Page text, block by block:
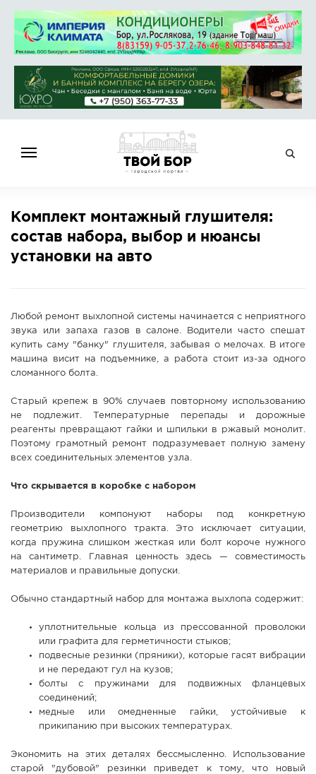
НОВОСТИ
СПРАВОЧНИК
СПРАВКА
КАМЕРЫ
КОНКУРСЫ
СТАТЬИ
ПРЕДЛОЖИТЬ НОВОСТЬ
Комплект монтажный глушителя:
состав набора, выбор и нюансы
установки на авто
Любой ремонт выхлопной системы начинается с неприятного
звука или запаха газов в салоне. Водители часто спешат
купить саму "банку" глушителя, забывая о мелочах. В итоге
машина висит на подъемнике, а работа стоит из-за одного
сломанного болта.
Старый крепеж в 90% случаев повторному использованию
не подлежит. Температурные перепады и дорожные
реагенты превращают гайки и шпильки в ржавый монолит.
Поэтому грамотный ремонт подразумевает полную замену
всех соединительных элементов узла.
Что скрывается в коробке с набором
Производители компонуют наборы под конкретную
геометрию выхлопного тракта. Это исключает ситуации,
когда пружина слишком жесткая или болт короче нужного
на сантиметр. Главная ценность здесь — совместимость
материалов и правильные допуски.
Обычно стандартный набор для монтажа выхлопа содержит:
уплотнительные кольца из прессованной проволоки
или графита для герметичности стыков;
подвесные резинки (пряники), которые гасят вибрации
и не передают гул на кузов;
болты с пружинами для подвижных фланцевых
соединений;
медные или омедненные гайки, устойчивые к
прикипанию при высоких температурах.
Экономить на этих деталях бессмысленно. Использование
старой "дубовой" резинки приведет к тому, что новый